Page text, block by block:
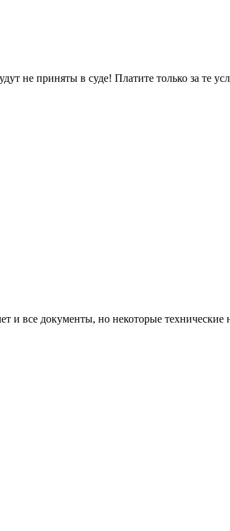
не приняты в суде! Платите только за те
и все документы, но некоторые